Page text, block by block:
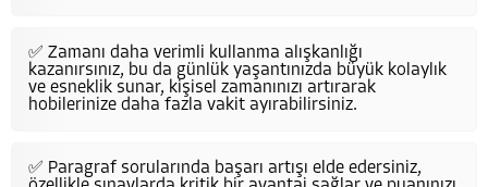
✅ Zamanı daha verimli kullanma alışkanlığı
kazanırsınız, bu da günlük yaşantınızda büyük kolaylık
ve esneklik sunar, kişisel zamanınızı artırarak
hobilerinize daha fazla vakit ayırabilirsiniz.
✅ Paragraf sorularında başarı artışı elde edersiniz,